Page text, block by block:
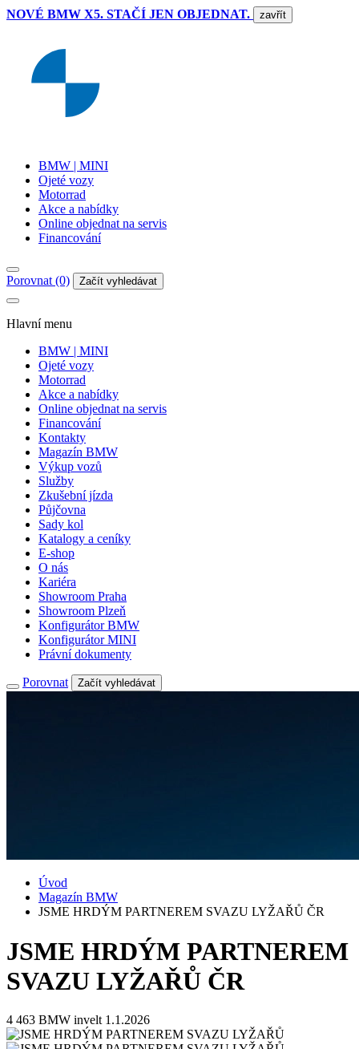
NOVÉ BMW X5. STAČÍ JEN OBJEDNAT. zavřít
BMW | MINI
Ojeté vozy
Motorrad
Akce a nabídky
Online objednat na servis
Financování
Porovnat (0) Začít vyhledávat
Hlavní menu
BMW | MINI
Ojeté vozy
Motorrad
Akce a nabídky
Online objednat na servis
Financování
Kontakty
Magazín BMW
Výkup vozů
Služby
Zkušební jízda
Půjčovna
Sady kol
Katalogy a ceníky
E-shop
O nás
Kariéra
Showroom Praha
Showroom Plzeň
Konfigurátor BMW
Konfigurátor MINI
Právní dokumenty
Porovnat Začít vyhledávat
Úvod
Magazín BMW
JSME HRDÝM PARTNEREM SVAZU LYŽAŘŮ ČR
JSME HRDÝM PARTNEREM
SVAZU LYŽAŘŮ ČR
4 463 BMW invelt 1.1.2026